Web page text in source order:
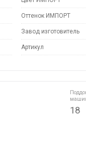
Оттенок ИМПОРТ
Завод изготовитель
Артикул
18